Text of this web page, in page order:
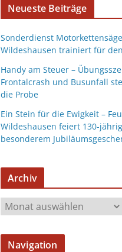
Neueste Beiträge
Sonderdienst
Wildeshausen trainiert für
Handy am Steuer –
Frontalcrash und Busunfall
die Probe
Ein Stein für die Ewigkeit –
Wildeshausen feiert 130-
besonderem
Archiv
Navigation